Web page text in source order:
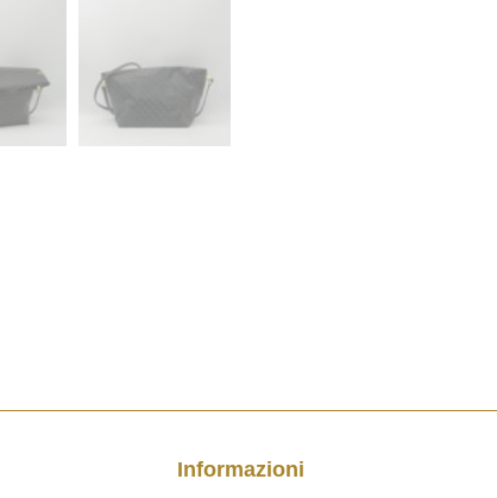
Informazioni